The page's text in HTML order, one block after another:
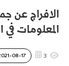
الافراج عن
المعلومات في
3
08-17